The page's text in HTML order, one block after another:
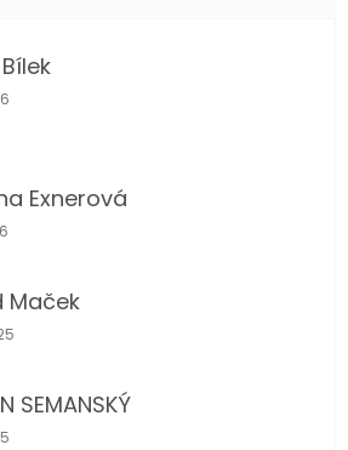
obchodu je 5 z 5 hvězdiček.
Exnerová
obchodu je 5 z 5 hvězdiček.
Maček
obchodu je 5 z 5 hvězdiček.
SEMANSKÝ
obchodu je 5 z 5 hvězdiček.